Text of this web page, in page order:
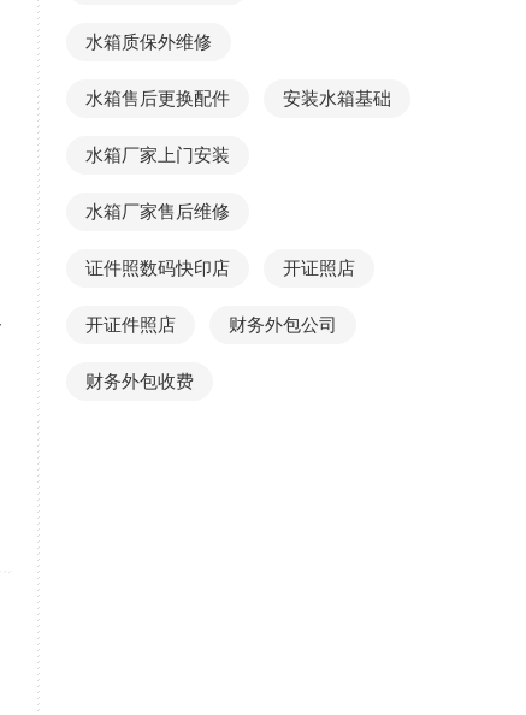
水箱质保外维修
水箱售后更换配件 安装水箱基础
水箱厂家上门安装
水箱厂家售后维修
证件照数码快印店 开证照店
开证件照店 财务外包公司
财务外包收费